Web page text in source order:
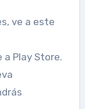
ve a este
a Play Store.